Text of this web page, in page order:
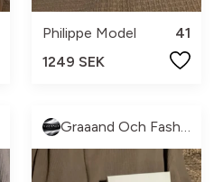
Philippe Model
41
1249 SEK